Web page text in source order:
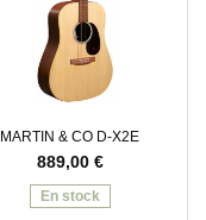
MARTIN & CO D-X2E
889,00 €
En stock